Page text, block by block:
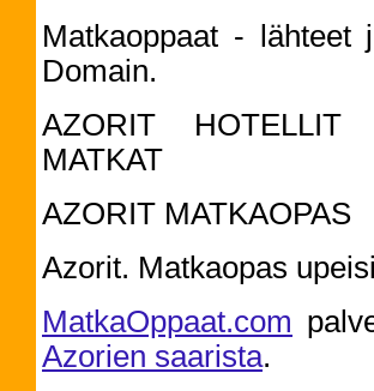
Matkaoppaat -
Domain.
AZORIT
MATKAT
AZORIT MATKAOPAS
Azorit. Matkaopas
MatkaOppaat.com
Azorien saarista.